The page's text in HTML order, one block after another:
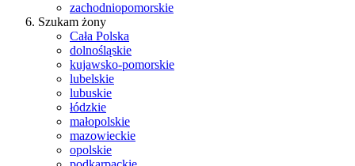
zachodniopomorskie
Szukam żony
Cała Polska
dolnośląskie
kujawsko-pomorskie
lubelskie
lubuskie
łódzkie
małopolskie
mazowieckie
opolskie